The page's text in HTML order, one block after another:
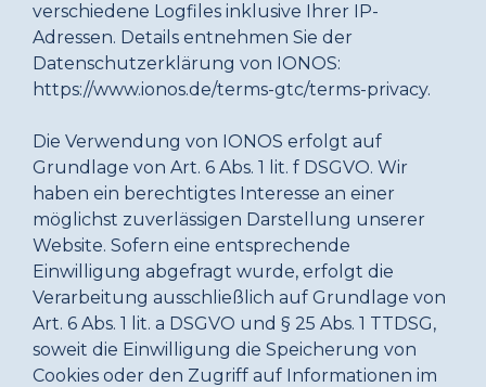
verschiedene Logfiles inklusive Ihrer IP-
Adressen. Details entnehmen Sie der
Datenschutzerklärung von IONOS:
https://www.ionos.de/terms-gtc/terms-privacy.
Die Verwendung von IONOS erfolgt auf
Grundlage von Art. 6 Abs. 1 lit. f DSGVO. Wir
haben ein berechtigtes Interesse an einer
möglichst zuverlässigen Darstellung unserer
Website. Sofern eine entsprechende
Einwilligung abgefragt wurde, erfolgt die
Verarbeitung ausschließlich auf Grundlage von
Art. 6 Abs. 1 lit. a DSGVO und § 25 Abs. 1 TTDSG,
soweit die Einwilligung die Speicherung von
Cookies oder den Zugriff auf Informationen im